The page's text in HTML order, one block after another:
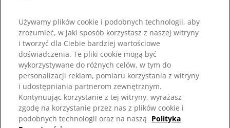
Wybór języka
Zasoby
Kontakt
Mapa strony
Nasze strony
Używamy plików cookie i podobnych technologii, aby
zrozumieć, w jaki sposób korzystasz z naszej witryny
i tworzyć dla Ciebie bardziej wartościowe
doświadczenia. Te pliki cookie mogą być
wykorzystywane do różnych celów, w tym do
personalizacji reklam, pomiaru korzystania z witryny
i udostępniania partnerom zewnętrznym.
Kontynuując korzystanie z tej witryny, wyrażasz
zgodę na korzystanie przez nas z plików cookie i
podobnych technologii oraz na naszą Polityka